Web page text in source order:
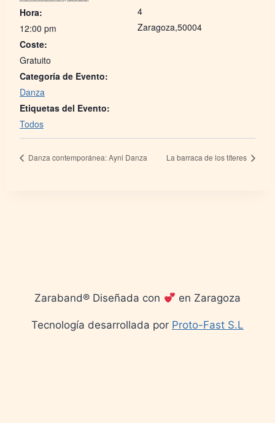
Hora:
12:00 pm
Coste:
Gratuito
Categoría de Evento:
Danza
Etiquetas del Evento:
Todos
4
Zaragoza,50004
Danza contemporánea: Ayni Danza La barraca de los títeres
Zaraband® Diseñada con en Zaragoza
Tecnología desarrollada por Proto-Fast S.L